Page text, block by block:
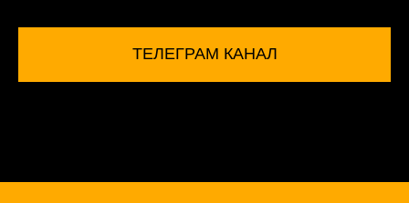
ТЕЛЕГРАМ КАНАЛ